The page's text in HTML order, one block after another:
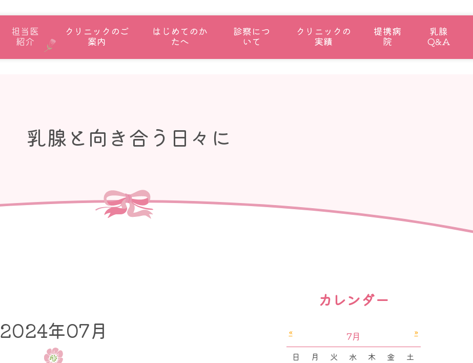
担当医
紹介
クリニックのご
案内
はじめてのか
たへ
診察につ
いて
クリニックの
実績
提携病
院
乳腺
Q&A
乳腺と向き合う日々に
2024年07月
カレンダー
« 7月 »
日 月 火 水 木 金
土